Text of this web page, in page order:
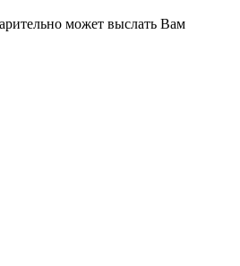
может выслать Вам